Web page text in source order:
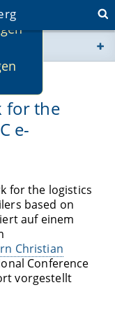
for the
e-
for the logistics
based on
auf einem
Christian
Conference
vorgestellt